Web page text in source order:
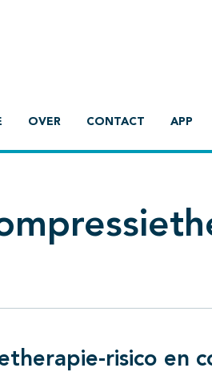
OVER CONTACT APP
risico en